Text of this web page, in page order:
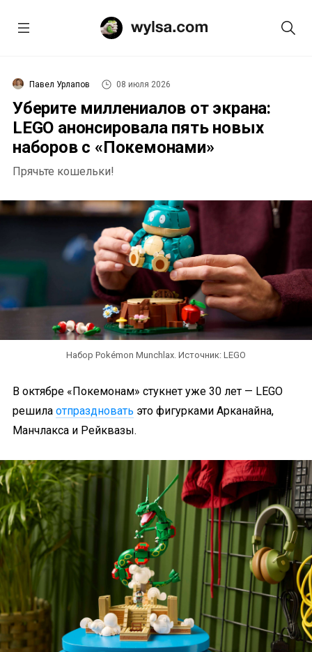
Павел Урлапов 08 июля 2026
Уберите миллениалов от экрана:
LEGO анонсировала пять новых
наборов с «Покемонами»
Прячьте кошельки!
Набор Pokémon Munchlax. Источник: LEGO
В октябре «Покемонам» стукнет уже 30 лет — LEGO
решила отпраздновать это фигурками Арканайна,
Манчлакса и Рейквазы.